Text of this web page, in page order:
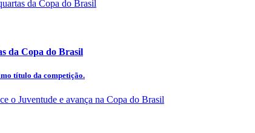
da Copa do Brasil
título da competição.